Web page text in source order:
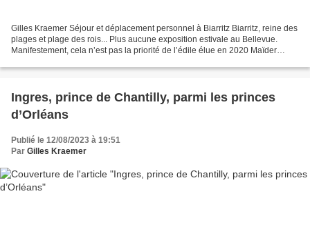
Gilles Kraemer Séjour et déplacement personnel à Biarritz Biarritz, reine des
plages et plage des rois... Plus aucune exposition estivale au Bellevue.
Manifestement, cela n’est pas la priorité de l’édile élue en 2020 Maïder
Ingres, prince de Chantilly, parmi les princes
d’Orléans
Publié le 12/08/2023 à 19:51
Par Gilles Kraemer